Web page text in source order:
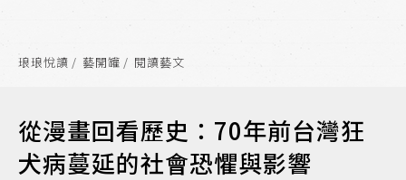
琅琅悅讀 藝開罐 閱讀藝文
從漫畫回看歷史：70年前台灣狂
犬病蔓延的社會恐懼與影響